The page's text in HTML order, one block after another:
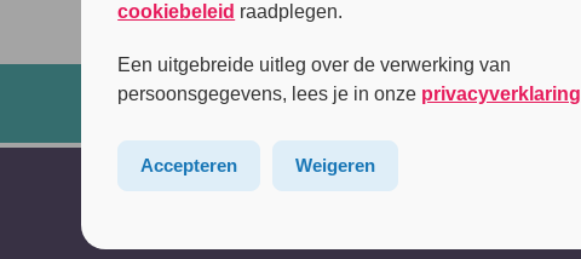
cookiebeleid raadplegen.
Een uitgebreide uitleg over de verwerking van
persoonsgegevens, lees je in onze privacyverklaring
Accepteren Weigeren